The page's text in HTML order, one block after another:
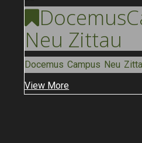
Docemus
Neu Zittau
Docemus Campus Neu
View More